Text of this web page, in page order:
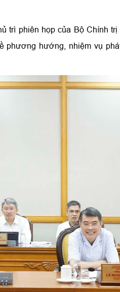
trì phiên họp của Bộ Chính trị
phương hướng, nhiệm vụ